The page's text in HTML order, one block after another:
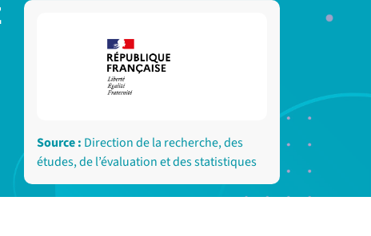
Source : Direction de la recherche, des
études, de l’évaluation et des statistiques